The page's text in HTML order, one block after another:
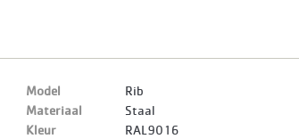
Model
Rib
Materiaal
Staal
Kleur
RAL9016